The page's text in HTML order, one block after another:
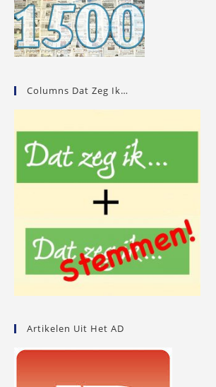
Columns Dat Zeg Ik…
Artikelen Uit Het AD